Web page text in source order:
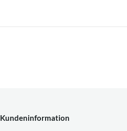
Kundeninformation